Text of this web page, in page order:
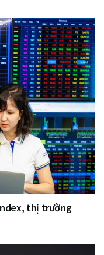
thị trường